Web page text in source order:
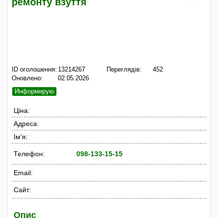
ID оголошення: 13214267
Оновлено:
02.05.2026
Переглядів: 452
Информирую
Ціна:
Адреса:
Ім'я:
Телефон: 098-133-15-15
Email:
Сайт:
Опис